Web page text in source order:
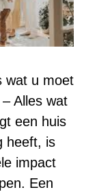
wat u moet
Alles wat
een huis
heeft, is
impact
Een